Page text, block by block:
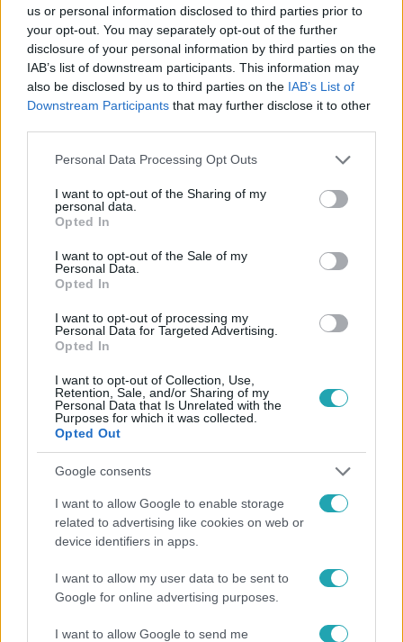
us or personal information disclosed to third parties prior to
your opt-out. You may separately opt-out of the further
disclosure of your personal information by third parties on the
IAB’s list of downstream participants. This information may
also be disclosed by us to third parties on the IAB’s List of
Downstream Participants that may further disclose it to other
Please note that this website/app uses one or more Google
not limited to your visit or usage behaviour. You may click to
grant or deny consent to Google and its third-party tags to
use your data for below specified purposes in below Google
consent section.
Personal Data Processing Opt Outs
I want to opt-out of the Sharing of my
personal data.
Opted In
I want to opt-out of the Sale of my
Personal Data.
Opted In
I want to opt-out of processing my
Personal Data for Targeted Advertising.
Opted In
I want to opt-out of Collection, Use,
Retention, Sale, and/or Sharing of my
Personal Data that Is Unrelated with the
Purposes for which it was collected.
Opted Out
Google consents
I want to allow Google to enable storage
related to advertising like cookies on web or
device identifiers in apps.
I want to allow my user data to be sent to
Google for online advertising purposes.
I want to allow Google to send me
Kövess minket, és értesülj a friss hírekről a
Facebookon is!
Követem
HÍRADÓ #VIDEÓ #ADÁSRÉSZLETEK AGÁRD
BELFÖLD
TŰZOLTÓK #MOZGÁSSÉRÜLT
Népszerű